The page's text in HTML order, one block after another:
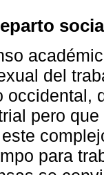
del
occidental,
pero
para